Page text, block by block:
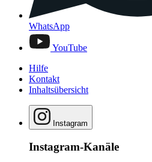
WhatsApp
YouTube
Hilfe
Kontakt
Inhaltsübersicht
Instagram
Instagram-Kanäle